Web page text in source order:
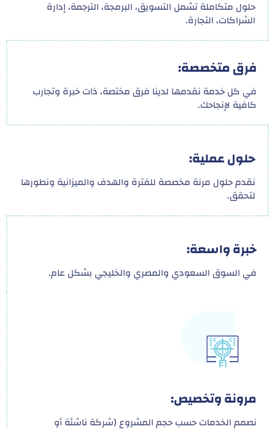
حلول متكاملة تشمل التسويق، البرمجة، الترجمة، إدارة
الشراكات، التجارة.
فرق متخصصة:
في كل خدمة نقدمها لدينا فرق مختصة، ذات خبرة وتجارب
كافية لإنجاحك.
حلول عملية:
نقدم حلول مرنة مخصصة للفترة والهدف والميزانية ونطورها
لتحقق.
خبرة واسعة:
في السوق السعودي والمصري والخليجي بشكل عام.
مرونة وتخصيص:
نصمم الخدمات حسب حجم المشروع (شركة ناشئة أو